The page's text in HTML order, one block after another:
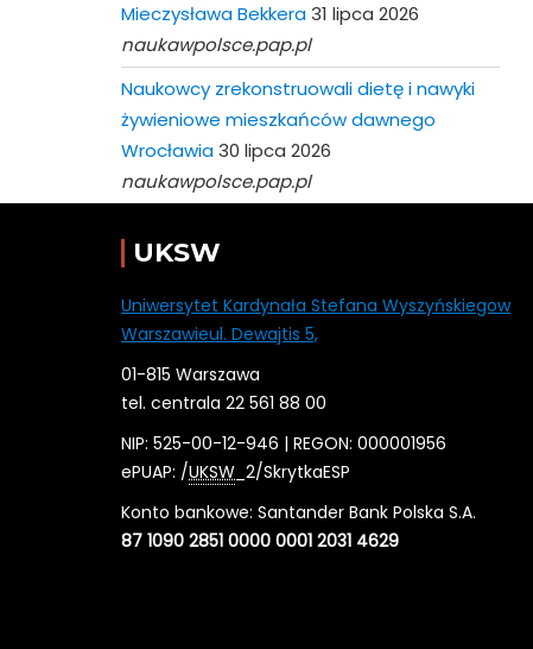
Mieczysława Bekkera31 lipca 2026
naukawpolsce.pap.pl
Naukowcy zrekonstruowali dietę i nawyki
żywieniowe mieszkańców dawnego
Wrocławia30 lipca 2026
naukawpolsce.pap.pl
UKSW
Uniwersytet Kardynała Stefana Wyszyńskiegow
Warszawieul. Dewajtis 5,
01-815 Warszawa
tel. centrala 22 561 88 00
NIP: 525-00-12-946 | REGON: 000001956
ePUAP: /UKSW _2/SkrytkaESP
Konto bankowe: Santander Bank Polska S.A.
87 1090 2851 0000 0001 2031 4629